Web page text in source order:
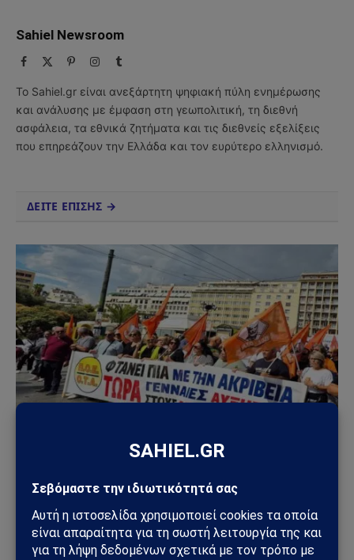
Sahiel Newsroom
Facebook PinterestInstagram
Tumblr
Το Sahiel.gr είναι ανεξάρτητη ψηφιακή πύλη ενημέρωσης
και ανάλυσης με έμφαση στη γεωπολιτική, τη διεθνή
ασφάλεια, τα εθνικά ζητήματα και τις διεθνείς εξελίξεις
που επηρεάζουν την Ελλάδα και τον ευρύτερο ελληνισμό.
ΔΕΙΤΕ ΕΠΙΣΗΣ →
«παγώνουν» τη χώρα λίγο πριν τα Χριστούγεννα
12/12/2025